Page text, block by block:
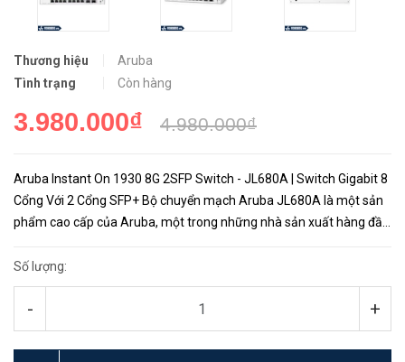
Thương hiệu
Aruba
Tình trạng
Còn hàng
3.980.000₫ 4.980.000₫
Aruba Instant On 1930 8G 2SFP Switch - JL680A | Switch Gigabit 8
Cổng Với 2 Cổng SFP+ Bộ chuyển mạch Aruba JL680A là một sản
phẩm cao cấp của Aruba, một trong những nhà sản xuất hàng đầu
Số lượng:
- +